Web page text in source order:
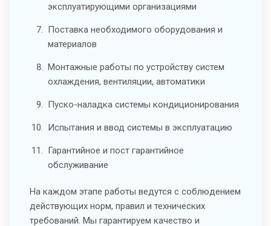
эксплуатирующими организациями
Поставка необходимого оборудования и
материалов
Монтажные работы по устройству систем
охлаждения, вентиляции, автоматики
Пуско-наладка системы кондиционирования
Испытания и ввод системы в эксплуатацию
Гарантийное и пост гарантийное
обслуживание
На каждом этапе работы ведутся с соблюдением
действующих норм, правил и технических
требований. Мы гарантируем качество и